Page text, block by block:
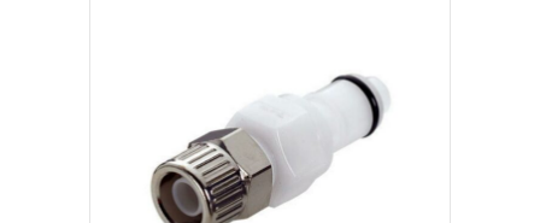
IN DEN WARENKORB